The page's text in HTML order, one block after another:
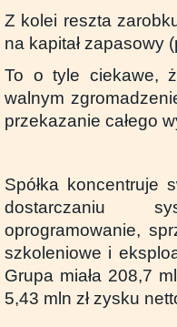
Z kolei reszta
na kapitał zapasowy
To o tyle ciekawe,
walnym
przekazanie całego
Spółka koncentruje
dostarczaniu
oprogramowanie,
szkoleniowe i
Grupa miała 208,7
5,43 mln zł zysku